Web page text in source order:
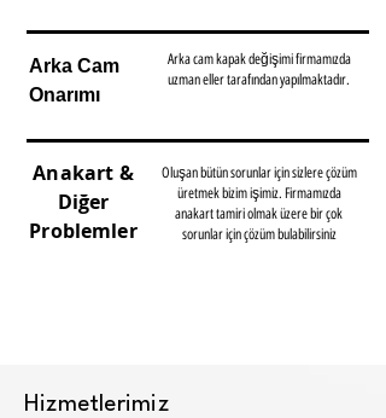
Arka Cam
Onarımı
Arka cam kapak değişimi firmamızda
uzman eller tarafından yapılmaktadır.
Anakart &
Diğer
Problemler
Oluşan bütün sorunlar için sizlere çözüm
üretmek bizim işimiz. Firmamızda
anakart tamiri olmak üzere bir çok
sorunlar için çözüm bulabilirsiniz
Hizmetlerimiz